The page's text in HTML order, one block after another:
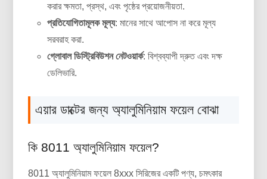
করার ক্ষমতা, প্রস্থ, এবং পৃষ্ঠের প্রয়োজনীয়তা.
প্রতিযোগিতামূলক মূল্য: মানের সাথে আপোস না করে মূল্য
সরবরাহ করা.
গ্লোবাল ডিস্ট্রিবিউশন নেটওয়ার্ক: বিশ্বব্যাপী দ্রুত এবং দক্ষ
ডেলিভারি.
এয়ার ডাক্টের জন্য অ্যালুমিনিয়াম ফয়েল বোঝা
কি 8011 অ্যালুমিনিয়াম ফয়েল?
8011 অ্যালুমিনিয়াম ফয়েল 8xxx সিরিজের একটি পণ্য, চমৎকার